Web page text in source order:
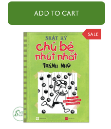
ADD TO CART
SALE